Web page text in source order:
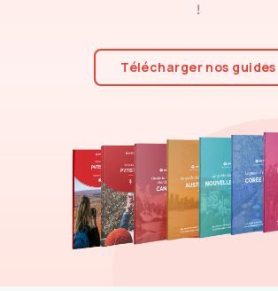
!
Télécharger nos guides